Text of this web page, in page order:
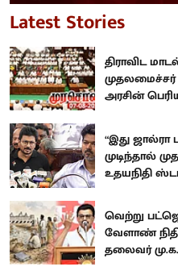
Latest Stories
திராவிட
அரசின்
“இது
முடிந்தால்
உதயநிதி
வெற்று
வேளாண்
தலைவர்